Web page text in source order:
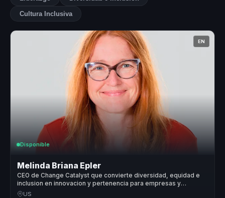
Cultura Inclusiva
EN
Disponible
Melinda Briana Epler
CEO de Change Catalyst que convierte diversidad, equidad e
inclusion en innovacion y pertenencia para empresas y
equipos.
US